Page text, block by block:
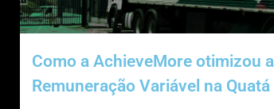
Como a AchieveMore otimizou a
Remuneração Variável na Quatá